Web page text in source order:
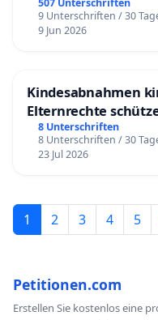
9 Unterschriften / 30
9 Jun 2026
Kindesabnahmen
Elternrechte
8 Unterschriften
8 Unterschriften / 30
23 Jul 2026
1 2 3 4 5
Petitionen.com
Erstellen Sie kostenlos eine